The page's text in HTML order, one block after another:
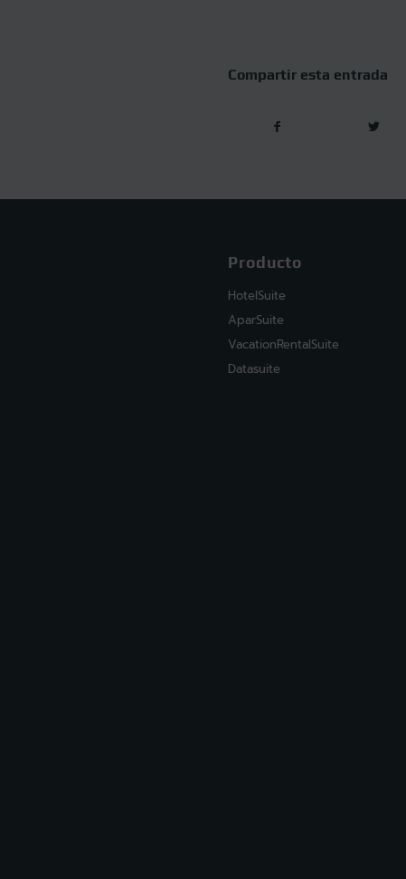
Compartir esta entrada
Producto
HotelSuite
AparSuite
VacationRentalSuite
Datasuite